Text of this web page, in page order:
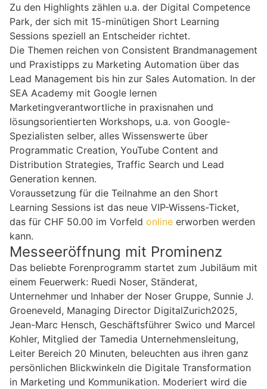
Zu den Highlights zählen u.a. der Digital Competence
Park, der sich mit 15-minütigen Short Learning
Sessions speziell an Entscheider richtet.
Die Themen reichen von Consistent Brandmanagement
und Praxistipps zu Marketing Automation über das
Lead Management bis hin zur Sales Automation. In der
SEA Academy mit Google lernen
Marketingverantwortliche in praxisnahen und
lösungsorientierten Workshops, u.a. von Google-
Spezialisten selber, alles Wissenswerte über
Programmatic Creation, YouTube Content and
Distribution Strategies, Traffic Search und Lead
Generation kennen.
Voraussetzung für die Teilnahme an den Short
Learning Sessions ist das neue VIP-Wissens-Ticket,
das für CHF 50.00 im Vorfeld online erworben werden
kann.
Messeeröffnung mit Prominenz
Das beliebte Forenprogramm startet zum Jubiläum mit
einem Feuerwerk: Ruedi Noser, Ständerat,
Unternehmer und Inhaber der Noser Gruppe, Sunnie J.
Groeneveld, Managing Director DigitalZurich2025,
Jean-Marc Hensch, Geschäftsführer Swico und Marcel
Kohler, Mitglied der Tamedia Unternehmensleitung,
Leiter Bereich 20 Minuten, beleuchten aus ihren ganz
persönlichen Blickwinkeln die Digitale Transformation
in Marketing und Kommunikation. Moderiert wird die